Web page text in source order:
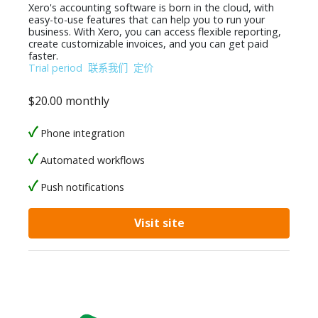
Xero's accounting software is born in the cloud, with
easy-to-use features that can help you to run your
business. With Xero, you can access flexible reporting,
create customizable invoices, and you can get paid
faster.
Trial period 联系我们 定价
$20.00 monthly
Phone integration
Automated workflows
Push notifications
Visit site